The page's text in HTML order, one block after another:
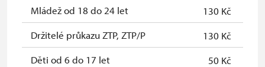
(držitelé průkazu)
Mládež od 18 do 24 let
130 Kč
Držitelé průkazu ZTP, ZTP/P
130 Kč
Děti od 6 do 17 let
50 Kč